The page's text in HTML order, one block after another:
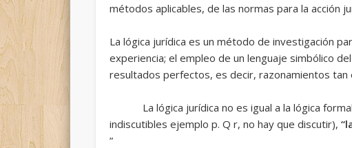
métodos aplicables, de las normas para la acción
La lógica jurídica es un método de investigación
experiencia; el empleo de un lenguaje simbólico
resultados perfectos, es decir, razonamientos
La lógica jurídica no es igual a la lógica formal
indiscutibles ejemplo p. Q r, no hay que discutir),
”